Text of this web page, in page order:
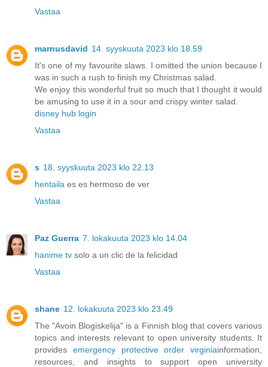
Vastaa
marnusdavid 14. syyskuuta 2023 klo 18.59
It's one of my favourite slaws. I omitted the union because I
was in such a rush to finish my Christmas salad.
We enjoy this wonderful fruit so much that I thought it would
be amusing to use it in a sour and crispy winter salad.
disney hub login
Vastaa
s 18. syyskuuta 2023 klo 22.13
hentaila es es hermoso de ver
Vastaa
Paz Guerra 7. lokakuuta 2023 klo 14.04
hanime tv solo a un clic de la felicidad
Vastaa
shane 12. lokakuuta 2023 klo 23.49
The "Avoin Blogiskelija" is a Finnish blog that covers various
topics and interests relevant to open university students. It
provides emergency protective order virginiainformation,
resources, and insights to support open university